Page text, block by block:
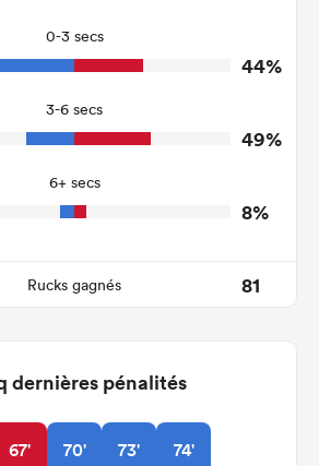
Tackles Missed
9
5
Tackle Offload Allowed
0-3 secs
44%
3-6 secs
49%
6+ secs
8%
Rucks gagnés 81
dernières pénalités
67' 70' 73' 74'